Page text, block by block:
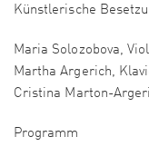
Künstlerische
​​​Maria Solozobova,
Martha Argerich,
Cristina Marton-
​​​​Programm